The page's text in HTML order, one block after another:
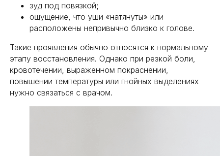
зуд под повязкой;
ощущение, что уши «натянуты» или
расположены непривычно близко к голове.
Такие проявления обычно относятся к нормальному
этапу восстановления. Однако при резкой боли,
кровотечении, выраженном покраснении,
повышении температуры или гнойных выделениях
нужно связаться с врачом.